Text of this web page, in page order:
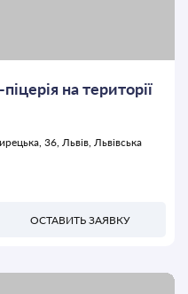
на території
36, Львів, Львівська
ОСТАВИТЬ ЗАЯВКУ